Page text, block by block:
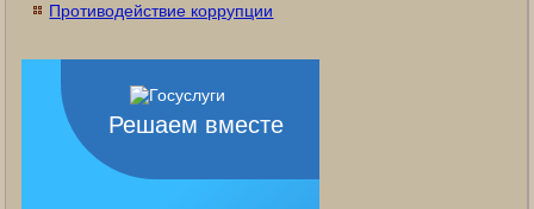
Противодействие коррупции
Решаем вместе